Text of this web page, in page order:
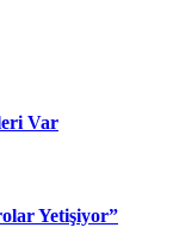
Var
Yetişiyor”